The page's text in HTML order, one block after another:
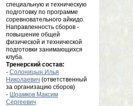
специальную и техническую
подготовку по программе
соревновательного айкидо.
Направленность сборов -
повышение общей
физической и технической
подготовки занимающихся
клуба.
Тренерский состав:
- Солоницын Илья
Николаевич (ответственный
за организацию сборов)
- Шрамков Максим
Сергеевич